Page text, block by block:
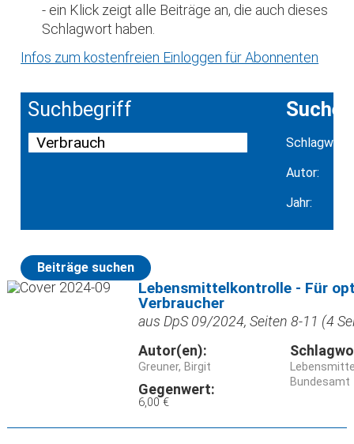
- ein Klick zeigt alle Beiträge an, die auch dieses
Schlagwort haben.
Infos zum kostenfreien Einloggen für Abonnenten
Suchbegriff Suche
Schlagwort:
Autor:
Jahr:
Beiträge suchen
Lebensmittelkontrolle - Für
Verbraucher
aus DpS 09/2024, Seiten 8-11 (4
Autor(en):
Greuner, Birgit
Gegenwert:
6,00 €